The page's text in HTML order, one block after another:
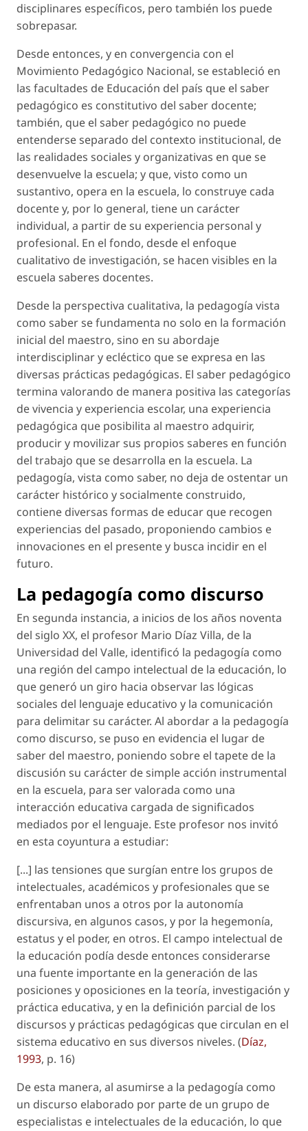
disciplinares específicos, pero también los puede
sobrepasar.
Desde entonces, y en convergencia con el
Movimiento Pedagógico Nacional, se estableció en
las facultades de Educación del país que el saber
pedagógico es constitutivo del saber docente;
también, que el saber pedagógico no puede
entenderse separado del contexto institucional, de
las realidades sociales y organizativas en que se
desenvuelve la escuela; y que, visto como un
sustantivo, opera en la escuela, lo construye cada
docente y, por lo general, tiene un carácter
individual, a partir de su experiencia personal y
profesional. En el fondo, desde el enfoque
cualitativo de investigación, se hacen visibles en la
escuela saberes docentes.
Desde la perspectiva cualitativa, la pedagogía vista
como saber se fundamenta no solo en la formación
inicial del maestro, sino en su abordaje
interdisciplinar y ecléctico que se expresa en las
diversas prácticas pedagógicas. El saber pedagógico
termina valorando de manera positiva las categorías
de vivencia y experiencia escolar, una experiencia
pedagógica que posibilita al maestro adquirir,
producir y movilizar sus propios saberes en función
del trabajo que se desarrolla en la escuela. La
pedagogía, vista como saber, no deja de ostentar un
carácter histórico y socialmente construido,
contiene diversas formas de educar que recogen
experiencias del pasado, proponiendo cambios e
innovaciones en el presente y busca incidir en el
futuro.
La pedagogía como discurso
En segunda instancia, a inicios de los años noventa
del siglo XX, el profesor Mario Díaz Villa, de la
Universidad del Valle, identificó la pedagogía como
una región del campo intelectual de la educación, lo
que generó un giro hacia observar las lógicas
sociales del lenguaje educativo y la comunicación
para delimitar su carácter. Al abordar a la pedagogía
como discurso, se puso en evidencia el lugar de
saber del maestro, poniendo sobre el tapete de la
discusión su carácter de simple acción instrumental
en la escuela, para ser valorada como una
interacción educativa cargada de significados
mediados por el lenguaje. Este profesor nos invitó
en esta coyuntura a estudiar:
[...] las tensiones que surgían entre los grupos de
intelectuales, académicos y profesionales que se
enfrentaban unos a otros por la autonomía
discursiva, en algunos casos, y por la hegemonía,
estatus y el poder, en otros. El campo intelectual de
la educación podía desde entonces considerarse
una fuente importante en la generación de las
posiciones y oposiciones en la teoría, investigación y
práctica educativa, y en la definición parcial de los
discursos y prácticas pedagógicas que circulan en el
sistema educativo en sus diversos niveles. (Díaz,
1993, p. 16)
De esta manera, al asumirse a la pedagogía como
un discurso elaborado por parte de un grupo de
especialistas e intelectuales de la educación, lo que